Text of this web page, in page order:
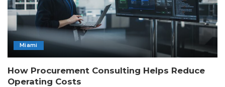
Miami
How Procurement Consulting Helps Reduce
Operating Costs